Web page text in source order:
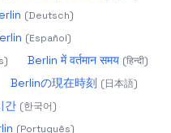
(Deutsch)
(Español)
) Berlin में वर्तमान समय (हिन्दी)
Berlinの現在時刻 (日本語)
간 (한국어)
(Português)